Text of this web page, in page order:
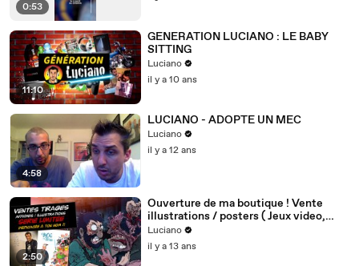
0:53
11:10
GENERATION LUCIANO : LE BABY
SITTING
Luciano
il y a 10 ans
4:58
LUCIANO - ADOPTE UN MEC
Luciano
il y a 12 ans
2:50
Ouverture de ma boutique ! Vente
illustrations / posters ( Jeux video,
Luciano et Nicolin )
Luciano
il y a 13 ans